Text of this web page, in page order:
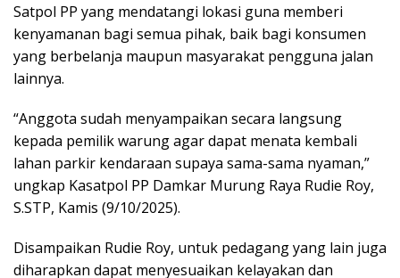
Satpol PP yang mendatangi lokasi guna memberi
kenyamanan bagi semua pihak, baik bagi konsumen
yang berbelanja maupun masyarakat pengguna jalan
lainnya.
“Anggota sudah menyampaikan secara langsung
kepada pemilik warung agar dapat menata kembali
lahan parkir kendaraan supaya sama-sama nyaman,”
ungkap Kasatpol PP Damkar Murung Raya Rudie Roy,
S.STP, Kamis (9/10/2025).
Disampaikan Rudie Roy, untuk pedagang yang lain juga
diharapkan dapat menyesuaikan kelayakan dan